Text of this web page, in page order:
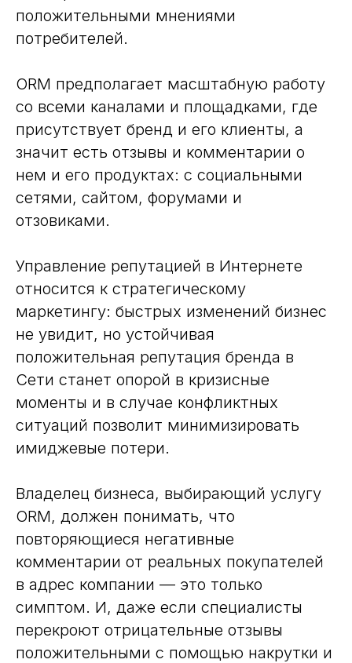
положительными мнениями
потребителей.
ORM предполагает масштабную работу
со всеми каналами и площадками, где
присутствует бренд и его клиенты, а
значит есть отзывы и комментарии о
нем и его продуктах: с социальными
сетями, сайтом, форумами и
отзовиками.
Управление репутацией в Интернете
относится к стратегическому
маркетингу: быстрых изменений бизнес
не увидит, но устойчивая
положительная репутация бренда в
Сети станет опорой в кризисные
моменты и в случае конфликтных
ситуаций позволит минимизировать
имиджевые потери.
Владелец бизнеса, выбирающий услугу
ORM, должен понимать, что
повторяющиеся негативные
комментарии от реальных покупателей
в адрес компании — это только
симптом. И, даже если специалисты
перекроют отрицательные отзывы
положительными с помощью накрутки и